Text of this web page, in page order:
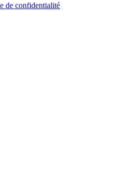
de confidentialité